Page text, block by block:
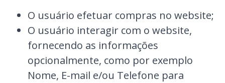
O usuário efetuar compras no website;
O usuário interagir com o website,
fornecendo as informações
opcionalmente, como por exemplo
Nome, E-mail e/ou Telefone para